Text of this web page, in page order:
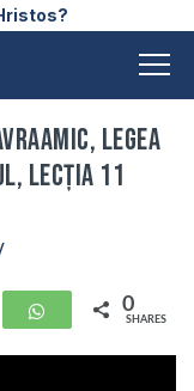
Legea
lecția 11
WhatsApp
0
SHARES